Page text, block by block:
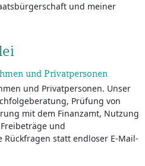
und meiner
und Privatpersonen
und Privatpersonen. Unser
Prüfung von
mit dem Finanzamt, Nutzung
und
statt endloser E-Mail-